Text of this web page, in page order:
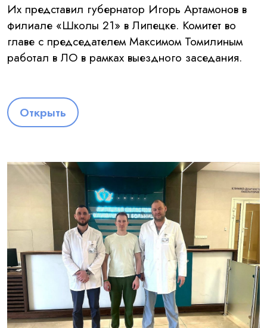
Их представил губернатор Игорь Артамонов в
филиале «Школы 21» в Липецке. Комитет во
главе с председателем Максимом Томилиным
работал в ЛО в рамках выездного заседания.
Открыть